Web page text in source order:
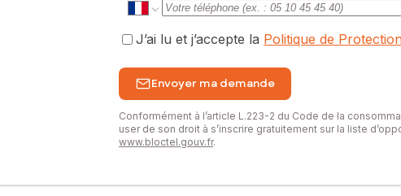
J’ai lu et j’accepte la Politique de
Envoyer ma demande
Conformément à l’article L.223-2 du Code de la
user de son droit à s’inscrire gratuitement sur la liste
www.bloctel.gouv.fr.